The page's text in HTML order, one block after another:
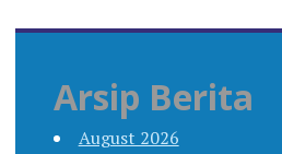
Arsip Berita
August 2026